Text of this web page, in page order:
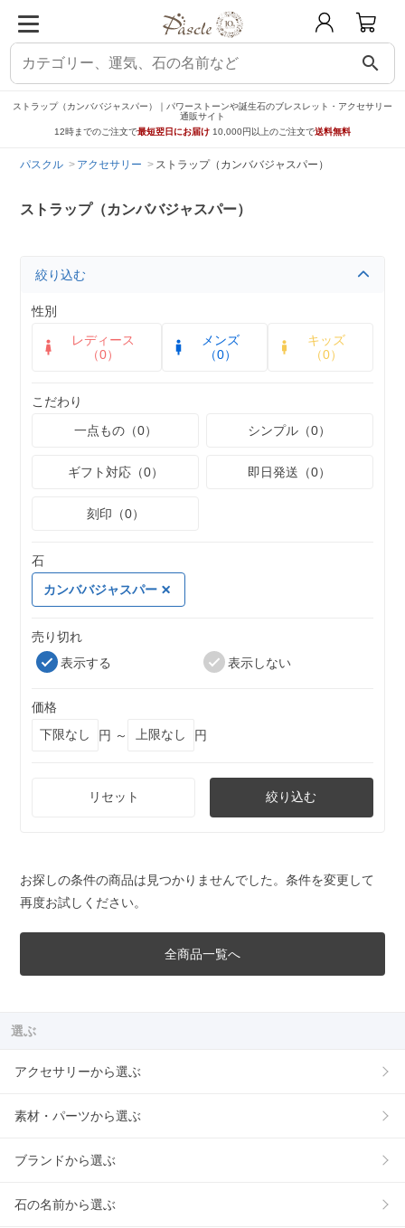
search
ストラップ（カンババジャスパー）｜パワーストーンや誕生石のブレスレット・アクセサリー
通販サイト
12時までのご注文で最短翌日にお届け 10,000円以上のご注文で送料無料
パスクル アクセサリー ストラップ（カンババジャスパー）
ストラップ（カンババジャスパー）
絞り込む
性別
レディース
（0）
メンズ
（0）
キッズ
（0）
こだわり
一点もの（0）
シンプル（0）
ギフト対応（0） 即日発送（0）
刻印（0）
石
カンババジャスパー
売り切れ
表示する
表示しない
価格
円 ～
円
リセット 絞り込む
お探しの条件の商品は見つかりませんでした。条件を変更して
再度お試しください。
全商品一覧へ
選ぶ
アクセサリーから選ぶ
素材・パーツから選ぶ
ブランドから選ぶ
石の名前から選ぶ